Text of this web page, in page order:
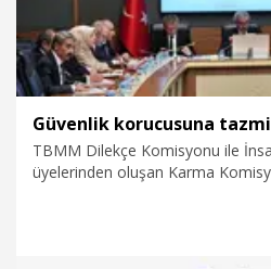
TBMM Dilekçe Komisyonu ile
üyelerinden oluşan Karma